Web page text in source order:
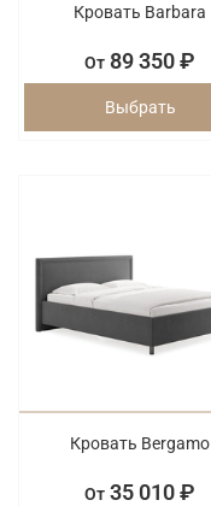
Кровать Barbara
От 89 350 ₽
Выбрать
Кровать Bergamo
От 35 010 ₽